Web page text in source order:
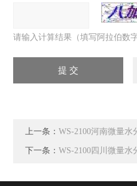
请输入计算结果（填写阿拉伯数
上一条：WS-2100河南微量水
下一条：WS-2100四川微量水